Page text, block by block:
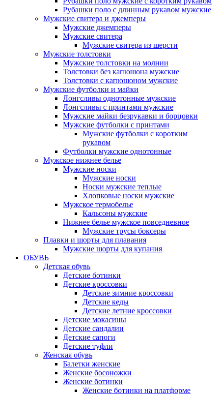
Рубашки поло с длинным рукавом мужские
Мужские свитера и джемперы
Мужские джемперы
Мужские свитера
Мужские свитера из шерсти
Мужские толстовки
Мужские толстовки на молнии
Толстовки без капюшона мужские
Толстовки с капюшоном мужские
Мужские футболки и майки
Лонгсливы однотонные мужские
Лонгсливы с принтами мужские
Мужские майки безрукавки и борцовки
Мужские футболки с принтами
Мужские футболки с коротким
рукавом
Футболки мужские однотонные
Мужское нижнее белье
Мужские носки
Мужские носки
Носки мужские теплые
Хлопковые носки мужские
Мужское термобелье
Кальсоны мужские
Нижнее белье мужское повседневное
Мужские трусы боксеры
Плавки и шорты для плавания
Мужские шорты для купания
ОБУВЬ
Детская обувь
Детские ботинки
Детские кроссовки
Детские зимние кроссовки
Детские кеды
Детские летние кроссовки
Детские мокасины
Детские сандалии
Детские сапоги
Детские туфли
Женская обувь
Балетки женские
Женские босоножки
Женские ботинки
Женские ботинки на платформе